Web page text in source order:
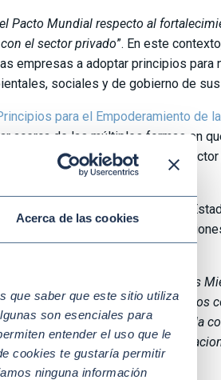
Acerca de las cookies
que saber que este sitio utiliza
son esenciales para
entender el uso que le
cookies te gustaría permitir
ninguna información
Pacto Mundial respecto al
el sector privado”. En este
empresas a adoptar principios para
sociales y de gobierno de
para el Empoderamiento de
acerca de las múltiples formas en
y la comunidad, y alienta al
se enfatizó a medida que los
de cuentas en las
agradecemos a los Estados
y por renovar su apoyo. Acogemos
y la gestión de riesgos en la
para garantizar que las
«.